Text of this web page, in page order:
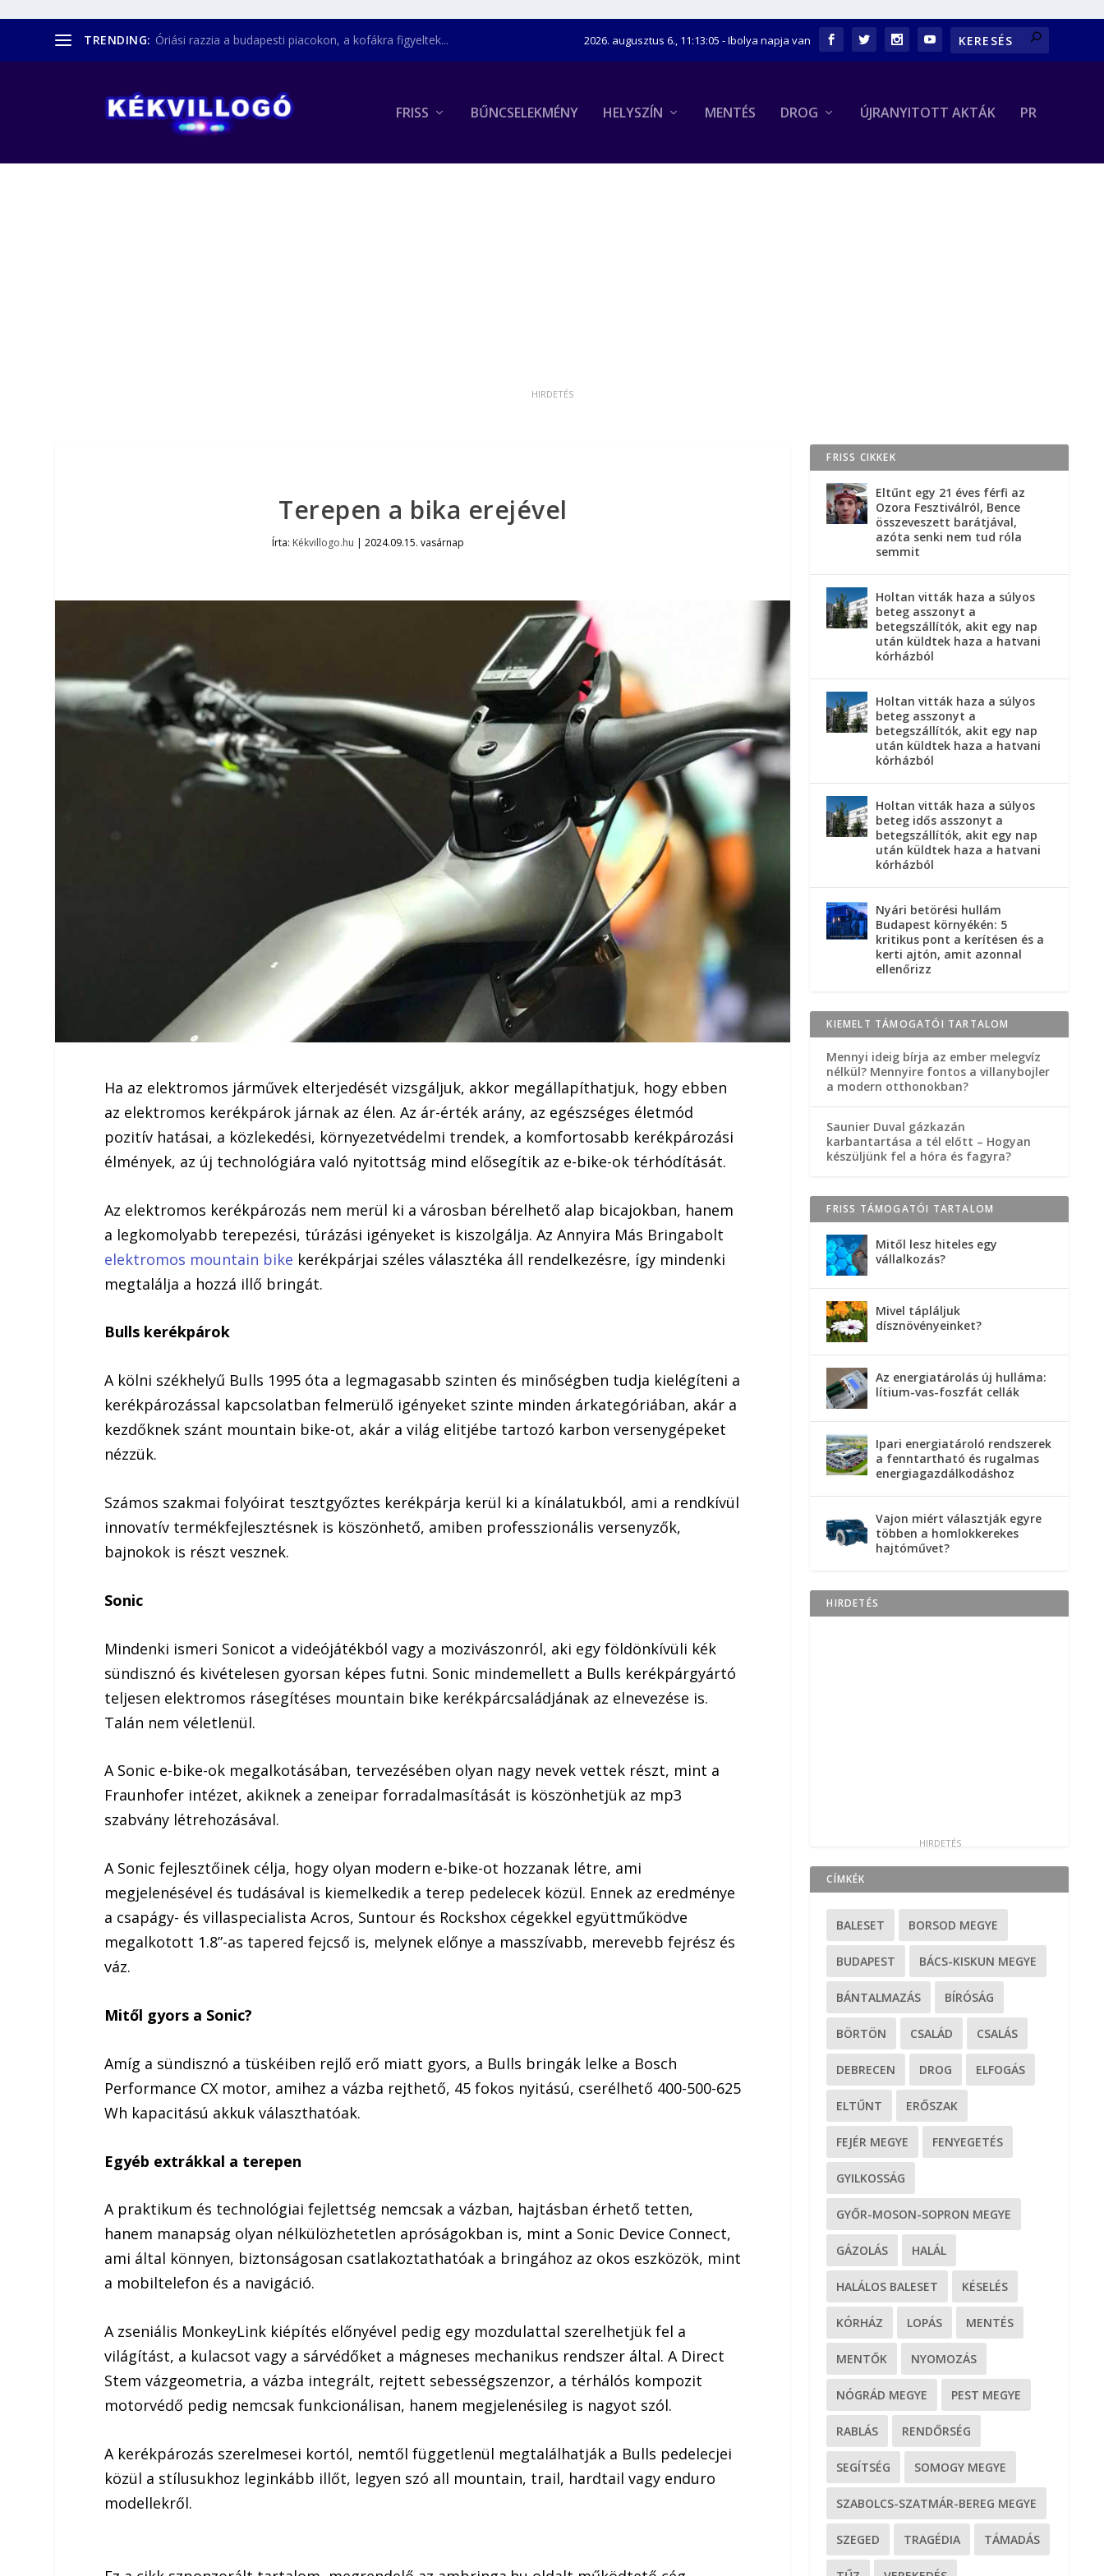
TRENDING: Óriási razzia a budapesti piacokon, a kofákra figyeltek... 2026. augusztus 6., 11:13:06 - Ibolya napja van
FRISS BŰNCSELEKMÉNY HELYSZÍN MENTÉS DROG ÚJRANYITOTT AKTÁK PR
Terepen a bika erejével
Írta: Kékvillogo.hu |2024.09.15. vasárnap
Ha az elektromos járművek elterjedését vizsgáljuk, akkor megállapíthatjuk, hogy ebben
az elektromos kerékpárok járnak az élen. Az ár-érték arány, az egészséges életmód
pozitív hatásai, a közlekedési, környezetvédelmi trendek, a komfortosabb kerékpározási
élmények, az új technológiára való nyitottság mind elősegítik az e-bike-ok térhódítását.
Az elektromos kerékpározás nem merül ki a városban bérelhető alap bicajokban, hanem
a legkomolyabb terepezési, túrázási igényeket is kiszolgálja. Az Annyira Más Bringabolt
elektromos mountain bike kerékpárjai széles választéka áll rendelkezésre, így mindenki
megtalálja a hozzá illő bringát.
Bulls kerékpárok
A kölni székhelyű Bulls 1995 óta a legmagasabb szinten és minőségben tudja kielégíteni a
kerékpározással kapcsolatban felmerülő igényeket szinte minden árkategóriában, akár a
kezdőknek szánt mountain bike-ot, akár a világ elitjébe tartozó karbon versenygépeket
nézzük.
Számos szakmai folyóirat tesztgyőztes kerékpárja kerül ki a kínálatukból, ami a rendkívül
innovatív termékfejlesztésnek is köszönhető, amiben professzionális versenyzők,
bajnokok is részt vesznek.
Sonic
Mindenki ismeri Sonicot a videójátékból vagy a mozivászonról, aki egy földönkívüli kék
sündisznó és kivételesen gyorsan képes futni. Sonic mindemellett a Bulls kerékpárgyártó
teljesen elektromos rásegítéses mountain bike kerékpárcsaládjának az elnevezése is.
Talán nem véletlenül.
A Sonic e-bike-ok megalkotásában, tervezésében olyan nagy nevek vettek részt, mint a
Fraunhofer intézet, akiknek a zeneipar forradalmasítását is köszönhetjük az mp3
szabvány létrehozásával.
A Sonic fejlesztőinek célja, hogy olyan modern e-bike-ot hozzanak létre, ami
megjelenésével és tudásával is kiemelkedik a terep pedelecek közül. Ennek az eredménye
a csapágy- és villaspecialista Acros, Suntour és Rockshox cégekkel együttműködve
megalkotott 1.8”-as tapered fejcső is, melynek előnye a masszívabb, merevebb fejrész és
váz.
Mitől gyors a Sonic?
Amíg a sündisznó a tüskéiben rejlő erő miatt gyors, a Bulls bringák lelke a Bosch
Performance CX motor, amihez a vázba rejthető, 45 fokos nyitású, cserélhető 400-500-625
Wh kapacitású akkuk választhatóak.
Egyéb extrákkal a terepen
A praktikum és technológiai fejlettség nemcsak a vázban, hajtásban érhető tetten,
hanem manapság olyan nélkülözhetetlen apróságokban is, mint a Sonic Device Connect,
ami által könnyen, biztonságosan csatlakoztathatóak a bringához az okos eszközök, mint
a mobiltelefon és a navigáció.
A zseniális MonkeyLink kiépítés előnyével pedig egy mozdulattal szerelhetjük fel a
világítást, a kulacsot vagy a sárvédőket a mágneses mechanikus rendszer által. A Direct
Stem vázgeometria, a vázba integrált, rejtett sebességszenzor, a térhálós kompozit
motorvédő pedig nemcsak funkcionálisan, hanem megjelenésileg is nagyot szól.
A kerékpározás szerelmesei kortól, nemtől függetlenül megtalálhatják a Bulls pedelecjei
közül a stílusukhoz leginkább illőt, legyen szó all mountain, trail, hardtail vagy enduro
modellekről.
FRISS CIKKEK
Eltűnt egy 21 éves férfi az
Ozora Fesztiválról, Bence
összeveszett barátjával,
azóta senki nem tud róla
semmit
Holtan vitták haza a súlyos
beteg asszonyt a
betegszállítók, akit egy nap
után küldtek haza a hatvani
kórházból
Holtan vitták haza a súlyos
beteg asszonyt a
betegszállítók, akit egy nap
után küldtek haza a hatvani
kórházból
Holtan vitták haza a súlyos
beteg idős asszonyt a
betegszállítók, akit egy nap
után küldtek haza a hatvani
kórházból
Nyári betörési hullám
Budapest környékén: 5
kritikus pont a kerítésen és a
kerti ajtón, amit azonnal
ellenőrizz
KIEMELT TÁMOGATÓI TARTALOM
Mennyi ideig bírja az ember melegvíz
nélkül? Mennyire fontos a villanybojler
a modern otthonokban?
Saunier Duval gázkazán
karbantartása a tél előtt – Hogyan
készüljünk fel a hóra és fagyra?
FRISS TÁMOGATÓI TARTALOM
Mitől lesz hiteles egy
vállalkozás?
Mivel tápláljuk
dísznövényeinket?
Az energiatárolás új hulláma:
lítium-vas-foszfát cellák
Ipari energiatároló rendszerek
a fenntartható és rugalmas
energiagazdálkodáshoz
Vajon miért választják egyre
többen a homlokkerekes
hajtóművet?
HIRDETÉS
CÍMKÉK
BALESET BORSOD MEGYE
BUDAPEST BÁCS-KISKUN MEGYE
BÁNTALMAZÁS BÍRÓSÁG
BÖRTÖN CSALÁD CSALÁS
DEBRECEN DROG ELFOGÁS
ELTŰNT ERŐSZAK
FEJÉR MEGYE FENYEGETÉS
GYILKOSSÁG
GYŐR-MOSON-SOPRON MEGYE
GÁZOLÁS HALÁL
HALÁLOS BALESET KÉSELÉS
KÓRHÁZ LOPÁS MENTÉS
MENTŐK NYOMOZÁS
NÓGRÁD MEGYE PEST MEGYE
RABLÁS RENDŐRSÉG
SEGÍTSÉG SOMOGY MEGYE
SZABOLCS-SZATMÁR-BEREG MEGYE
SZEGED TRAGÉDIA TÁMADÁS